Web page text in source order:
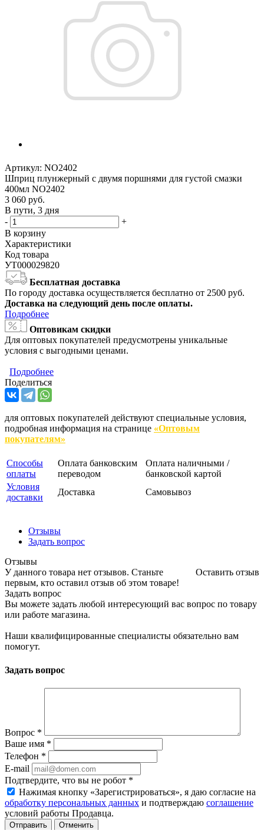
Артикул: NO2402
Шприц плунжерный с двумя поршнями для густой смазки
400мл NO2402
3 060 руб.
В пути, 3 дня
-
+
В корзину
Характеристики
Код товара
УТ000029820
Бесплатная доставка
По городу доставка осуществляется бесплатно от 2500 руб.
Доставка на следующий день после оплаты.
Подробнее
Оптовикам скидки
Для оптовых покупателей предусмотрены уникальные
условия с выгодными ценами.
Подробнее
Поделиться
для оптовых покупателей действуют специальные условия,
подробная информация на странице «Оптовым
покупателям»
Способы
оплаты
Оплата банковским
переводом
Оплата наличными /
банковской картой
Условия
доставки
Доставка Самовывоз
Отзывы
Задать вопрос
Отзывы
Оставить отзыв
У данного товара нет отзывов. Станьте
первым, кто оставил отзыв об этом товаре!
Задать вопрос
Вы можете задать любой интересующий вас вопрос по товару
или работе магазина.
Наши квалифицированные специалисты обязательно вам
помогут.
Задать вопрос
Вопрос *
Ваше имя *
Телефон *
E-mail
Подтвердите, что вы не робот *
Нажимая кнопку «Зарегистрироваться», я даю согласие на
обработку персональных данных и подтверждаю соглашение
условий работы Продавца.
Отменить